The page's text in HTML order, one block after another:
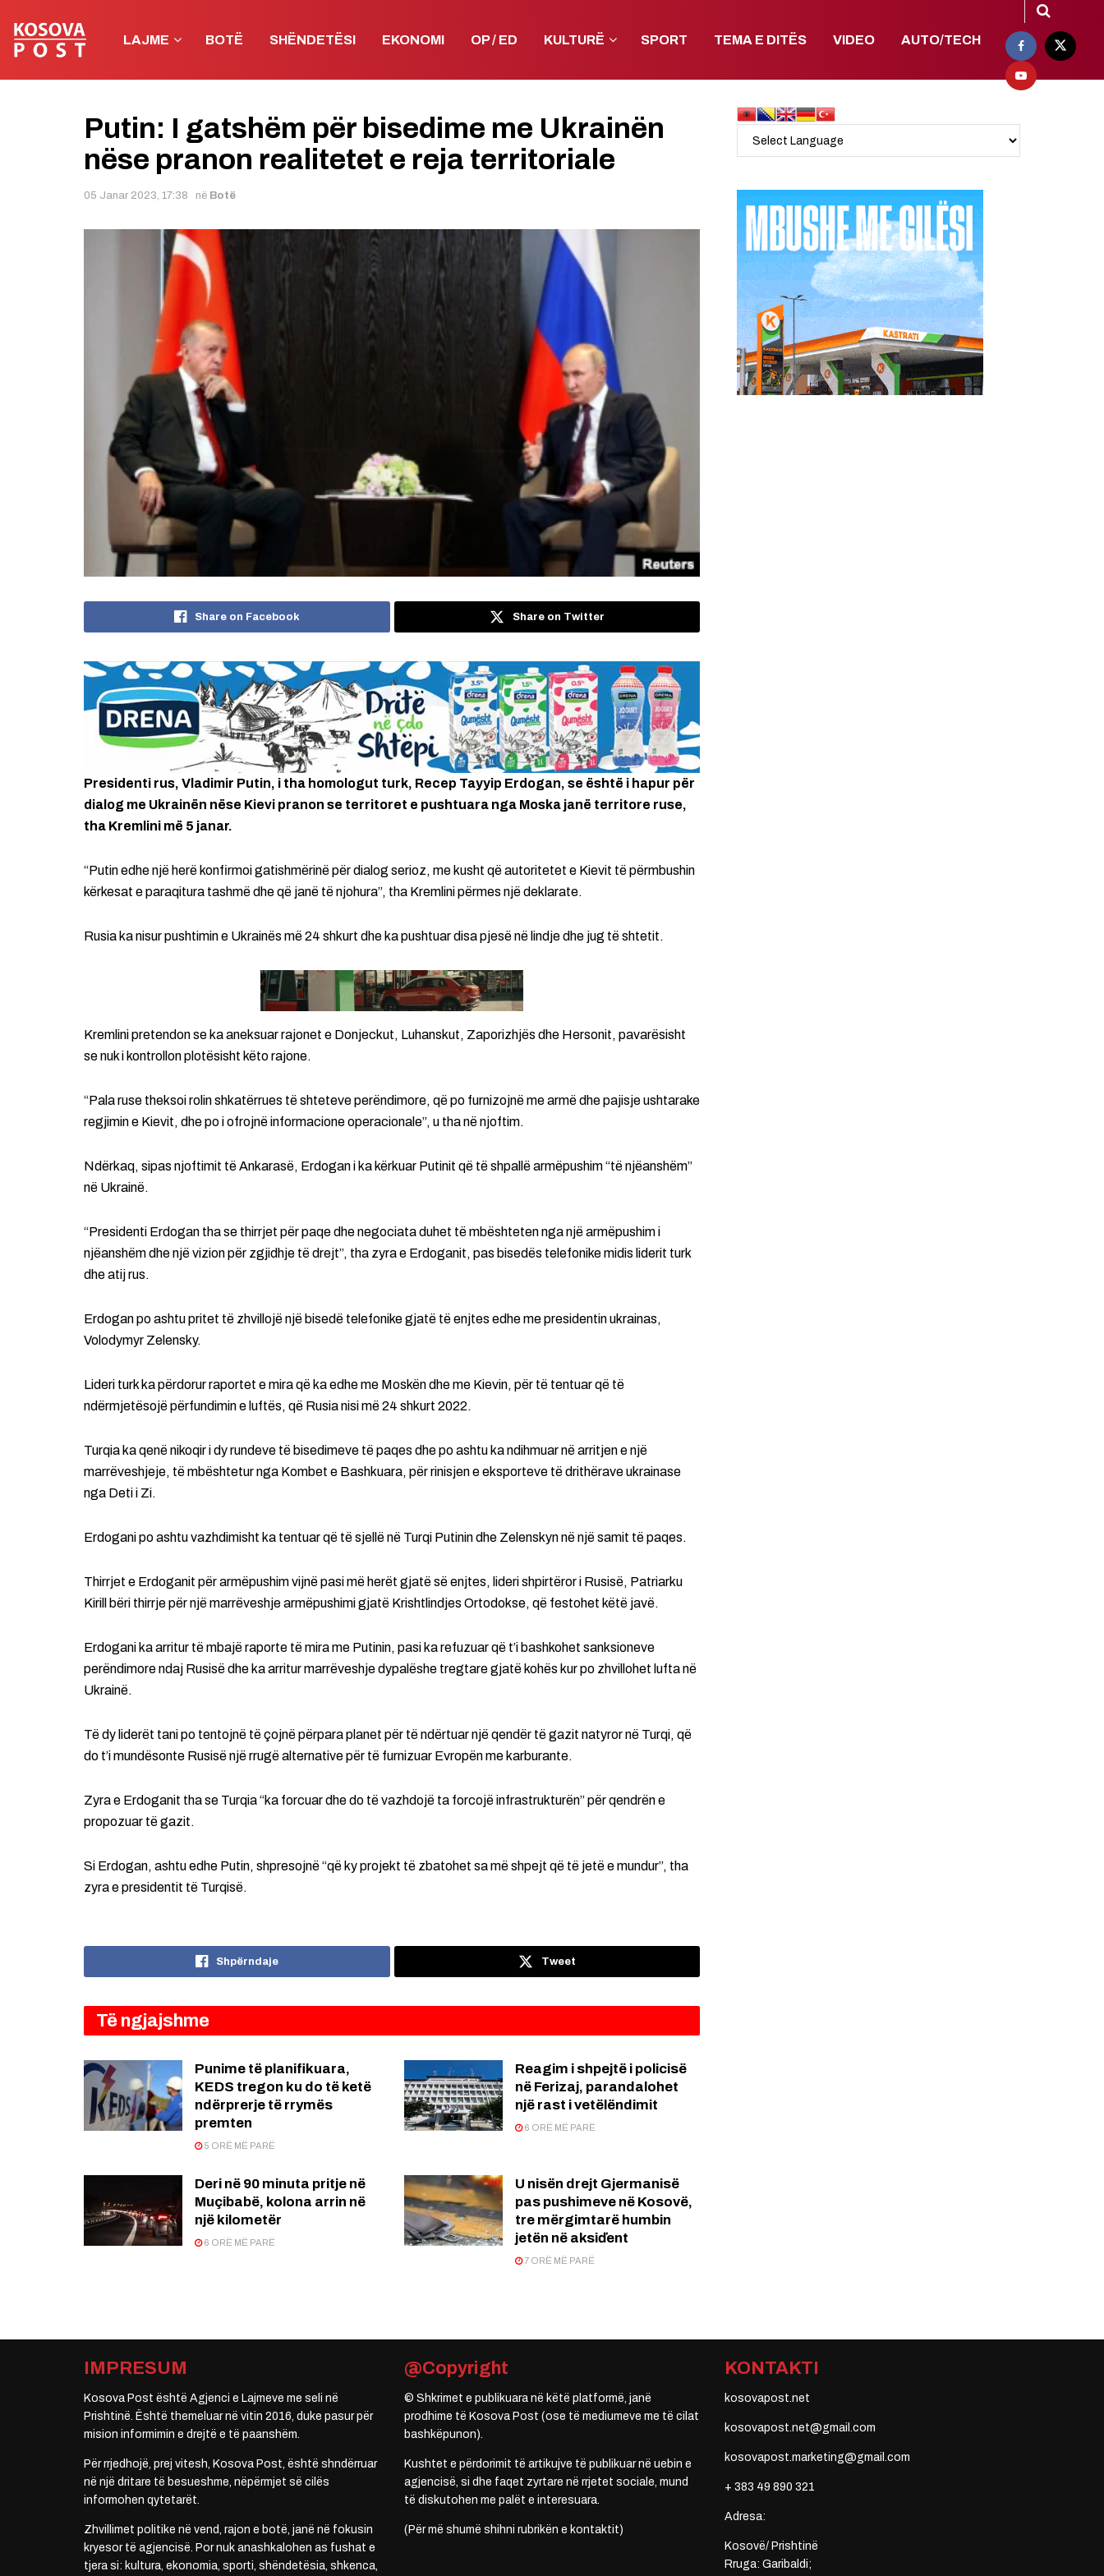
LAJME BOTË SHËNDETËSI EKONOMI OP / ED KULTURË SPORT TEMA E DITËS VIDEO AUTO/TECH
Putin: I gatshëm për bisedime me Ukrainën
nëse pranon realitetet e reja territoriale
05 Janar 2023, 17:38 në Botë
Share on Facebook Share on Twitter
Presidenti rus, Vladimir Putin, i tha homologut turk, Recep Tayyip Erdogan, se është i hapur për
dialog me Ukrainën nëse Kievi pranon se territoret e pushtuara nga Moska janë territore ruse,
tha Kremlini më 5 janar.
“Putin edhe një herë konfirmoi gatishmërinë për dialog serioz, me kusht që autoritetet e Kievit të përmbushin
kërkesat e paraqitura tashmë dhe që janë të njohura”, tha Kremlini përmes një deklarate.
Rusia ka nisur pushtimin e Ukrainës më 24 shkurt dhe ka pushtuar disa pjesë në lindje dhe jug të shtetit.
Kremlini pretendon se ka aneksuar rajonet e Donjeckut, Luhanskut, Zaporizhjës dhe Hersonit, pavarësisht
se nuk i kontrollon plotësisht këto rajone.
“Pala ruse theksoi rolin shkatërrues të shteteve perëndimore, që po furnizojnë me armë dhe pajisje ushtarake
regjimin e Kievit, dhe po i ofrojnë informacione operacionale”, u tha në njoftim.
Ndërkaq, sipas njoftimit të Ankarasë, Erdogan i ka kërkuar Putinit që të shpallë armëpushim “të njëanshëm”
në Ukrainë.
“Presidenti Erdogan tha se thirrjet për paqe dhe negociata duhet të mbështeten nga një armëpushim i
njëanshëm dhe një vizion për zgjidhje të drejt”, tha zyra e Erdoganit, pas bisedës telefonike midis liderit turk
dhe atij rus.
Erdogan po ashtu pritet të zhvillojë një bisedë telefonike gjatë të enjtes edhe me presidentin ukrainas,
Volodymyr Zelensky.
Lideri turk ka përdorur raportet e mira që ka edhe me Moskën dhe me Kievin, për të tentuar që të
ndërmjetësojë përfundimin e luftës, që Rusia nisi më 24 shkurt 2022.
Turqia ka qenë nikoqir i dy rundeve të bisedimeve të paqes dhe po ashtu ka ndihmuar në arritjen e një
marrëveshjeje, të mbështetur nga Kombet e Bashkuara, për rinisjen e eksporteve të drithërave ukrainase
nga Deti i Zi.
Erdogani po ashtu vazhdimisht ka tentuar që të sjellë në Turqi Putinin dhe Zelenskyn në një samit të paqes.
Thirrjet e Erdoganit për armëpushim vijnë pasi më herët gjatë së enjtes, lideri shpirtëror i Rusisë, Patriarku
Kirill bëri thirrje për një marrëveshje armëpushimi gjatë Krishtlindjes Ortodokse, që festohet këtë javë.
Erdogani ka arritur të mbajë raporte të mira me Putinin, pasi ka refuzuar që t’i bashkohet sanksioneve
perëndimore ndaj Rusisë dhe ka arritur marrëveshje dypalëshe tregtare gjatë kohës kur po zhvillohet lufta në
Ukrainë.
Të dy liderët tani po tentojnë të çojnë përpara planet për të ndërtuar një qendër të gazit natyror në Turqi, që
do t’i mundësonte Rusisë një rrugë alternative për të furnizuar Evropën me karburante.
Zyra e Erdoganit tha se Turqia “ka forcuar dhe do të vazhdojë ta forcojë infrastrukturën” për qendrën e
propozuar të gazit.
Si Erdogan, ashtu edhe Putin, shpresojnë “që ky projekt të zbatohet sa më shpejt që të jetë e mundur”, tha
zyra e presidentit të Turqisë.
Shpërndaje Tweet
Të ngjajshme
Punime të planifikuara,
KEDS tregon ku do të ketë
ndërprerje të rrymës
premten
5 ORË MË PARË
Reagim i shpejtë i policisë
në Ferizaj, parandalohet
një rast i vetëlëndimit
6 ORË MË PARË
Deri në 90 minuta pritje në
Muçibabë, kolona arrin në
një kilometër
6 ORË MË PARË
U nisën drejt Gjermanisë
pas pushimeve në Kosovë,
tre mërgimtarë humbin
jetën në aksiďent
7 ORË MË PARË
IMPRESUM
Kosova Post është Agjenci e Lajmeve me seli në
Prishtinë. Është themeluar në vitin 2016, duke pasur për
mision informimin e drejtë e të paanshëm.
Për rrjedhojë, prej vitesh, Kosova Post, është shndërruar
në një dritare të besueshme, nëpërmjet së cilës
informohen qytetarët.
Zhvillimet politike në vend, rajon e botë, janë në fokusin
kryesor të agjencisë. Por nuk anashkalohen as fushat e
tjera si: kultura, ekonomia, sporti, shëndetësia, shkenca,
@Copyright
© Shkrimet e publikuara në këtë platformë, janë
prodhime të Kosova Post (ose të mediumeve me të cilat
bashkëpunon).
Kushtet e përdorimit të artikujve të publikuar në uebin e
agjencisë, si dhe faqet zyrtare në rrjetet sociale, mund
të diskutohen me palët e interesuara.
(Për më shumë shihni rubrikën e kontaktit)
KONTAKTI
kosovapost.net
kosovapost.net@gmail.com
kosovapost.marketing@gmail.com
+ 383 49 890 321
Adresa:
Kosovë/ Prishtinë
Rruga: Garibaldi;